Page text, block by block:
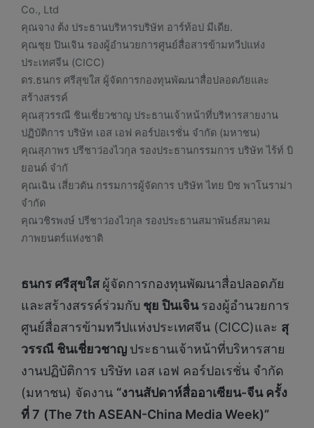
Co., Ltd
คุณจาง ต้ง ประธานบริหารบริษัท อาร์ท้อป มีเดีย.
คุณชุย ปินเจิน รองผู้อำนวยการศูนย์สื่อสารข้ามทวีปแห่ง
ประเทศจีน (CICC)
ดร.ธนกร ศรีสุขใส ผู้จัดการกองทุนพัฒนาสื่อปลอดภัยและ
สร้างสรรค์
คุณสุวรรณี ชินเชี่ยวชาญ ประธานเจ้าหน้าที่บริหารสายงาน
ปฏิบัติการ บริษัท เอส เอฟ คอร์ปอเรชั่น จำกัด (มหาชน)
คุณสุภาพร ปรีชาว่องไวกุล รองประธานกรรมการ บริษัท ไร้ท์ บิ
ยอนด์ จำกั
คุณเฉิน เสี่ยวตัน กรรมการผู้จัดการ บริษัท ไทย บิซ พาโนราม่า
จำกัด
คุณวชิรพงษ์ ปรีชาว่องไวกุล รองประธานสมาพันธ์สมาคม
ภาพยนตร์แห่งชาติ
ธนกร ศรีสุขใสผู้จัดการกองทุนพัฒนาสื่อปลอดภัย
และสร้างสรรค์ร่วมกับ ชุย ปินเจินรองผู้อำนวยการ
ศูนย์สื่อสารข้ามทวีปแห่งประเทศจีน (CICC)และ สุ
วรรณี ชินเชี่ยวชาญ ประธานเจ้าหน้าที่บริหารสาย
งานปฏิบัติการ บริษัท เอส เอฟ คอร์ปอเรชั่น จำกัด
(มหาชน) จัดงาน “งานสัปดาห์สื่ออาเซียน-จีน ครั้ง
ที่ 7 (The 7th ASEAN-China Media Week)”